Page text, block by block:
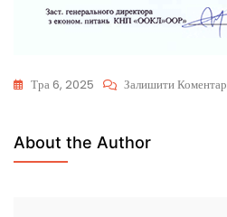
Тра 6, 2025 Залишити Коментар
About the Author